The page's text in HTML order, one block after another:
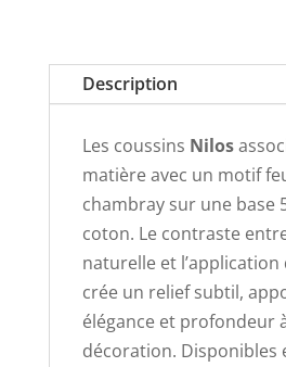
Description
Les coussins Nilos
matière avec un motif
chambray sur une base
coton. Le contraste
naturelle et l’application
crée un relief subtil,
élégance et profondeur
décoration. Disponibles